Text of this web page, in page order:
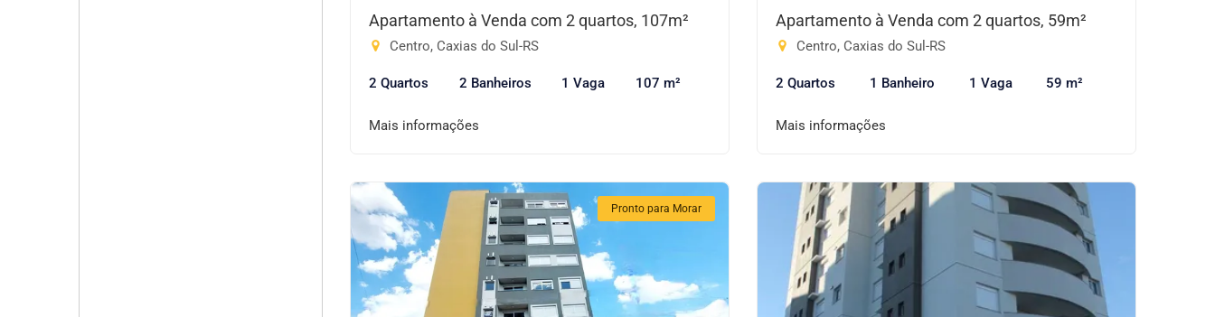
Apartamento à Venda com 2 quartos, 107m²
Centro, Caxias do Sul-RS
2 Quartos 2 Banheiros 1 Vaga 107 m²
Mais informações
Apartamento à Venda com 2 quartos, 59m²
Centro, Caxias do Sul-RS
2 Quartos 1 Banheiro 1 Vaga 59 m²
Mais informações
Pronto para Morar